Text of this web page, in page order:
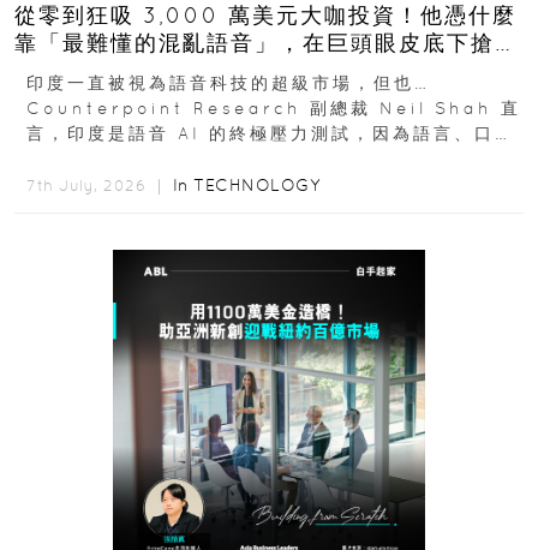
從零到狂吸 3,000 萬美元大咖投資！他憑什麼
靠「最難懂的混亂語音」，在巨頭眼皮底下搶下
十億人市場？
印度一直被視為語音科技的超級市場，但也…
Counterpoint Research 副總裁 Neil Shah 直
言，印度是語音 AI 的終極壓力測試，因為語言、口音
7th July, 2026 ｜ In TECHNOLOGY